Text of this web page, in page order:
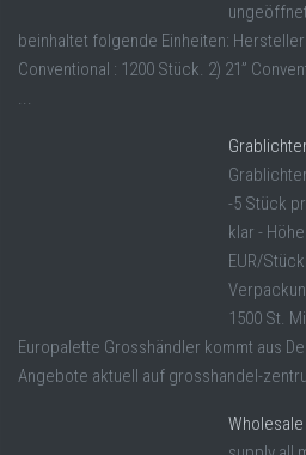
beinhaltet folgende Einheiten: Hersteller
Conventional : 1200 Stück. 2) 21”
...
-5 Stück
klar -
EUR/
1500 St.
Europalette Grosshändler kommt aus
Angebote aktuell auf grosshandel-
Wholesale